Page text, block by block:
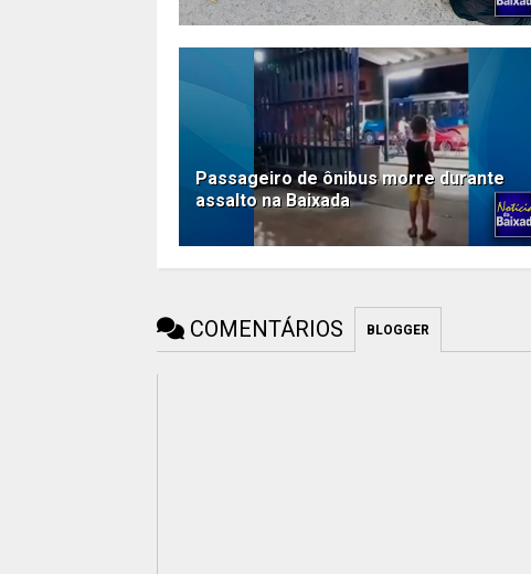
Passageiro de ônibus morre durante
assalto na Baixada
COMENTÁRIOS BLOGGER